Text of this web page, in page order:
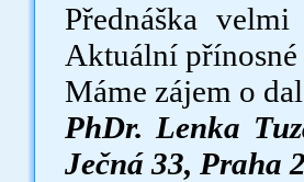
Přednáška
Aktuální
Máme zájem o
PhDr. Lenka
Ječná 33, Praha